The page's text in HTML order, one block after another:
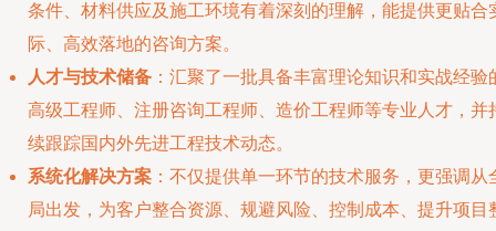
条件、材料供应及施工环境有着深刻的理解，能提供更贴合
际、高效落地的咨询方案。
人才与技术储备 ：汇聚了一批具备丰富理论知识和实战经验
高级工程师、注册咨询工程师、造价工程师等专业人才，并
续跟踪国内外先进工程技术动态。
系统化解决方案 ：不仅提供单一环节的技术服务，更强调从
局出发，为客户整合资源、规避风险、控制成本、提升项目